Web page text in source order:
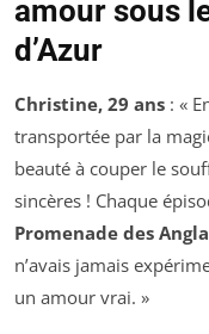
amour sous
d’Azur
Christine, 29 ans : «
transportée par la
beauté à couper le
sincères ! Chaque
Promenade des
n’avais jamais
un amour vrai. »